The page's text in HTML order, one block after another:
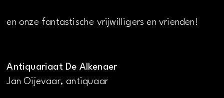
en onze fantastische vrijwilligers en vrienden!
Antiquariaat De Alkenaer
Jan Oijevaar, antiquaar